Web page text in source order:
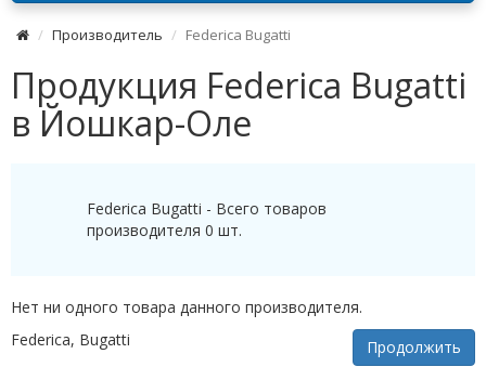
Производитель Federica Bugatti
Продукция Federica Bugatti
в Йошкар-Оле
Federica Bugatti - Всего товаров
производителя 0 шт.
Нет ни одного товара данного производителя.
Продолжить
Federica, Bugatti